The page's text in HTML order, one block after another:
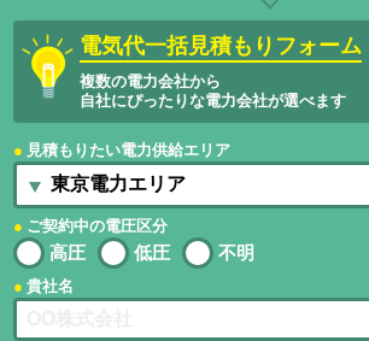
電気代一括見積もりフォーム
複数の電力会社から
自社にぴったりな電力会社が選べます
見積もりたい電力供給エリア
ご契約中の電圧区分
高圧 低圧 不明
貴社名